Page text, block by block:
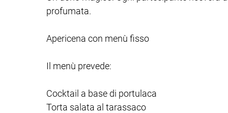
profumata.
Apericena con menù fisso
Il menù prevede:
Cocktail a base di portulaca
Torta salata al tarassaco